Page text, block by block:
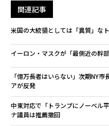
関連記事
米国の大統領としては「異質」な
イーロン・マスクが「最側近の幹
「億万長者はいらない」次期NY
アが反発
中東対応で「トランプにノーベル
ナ議員は推薦撤回